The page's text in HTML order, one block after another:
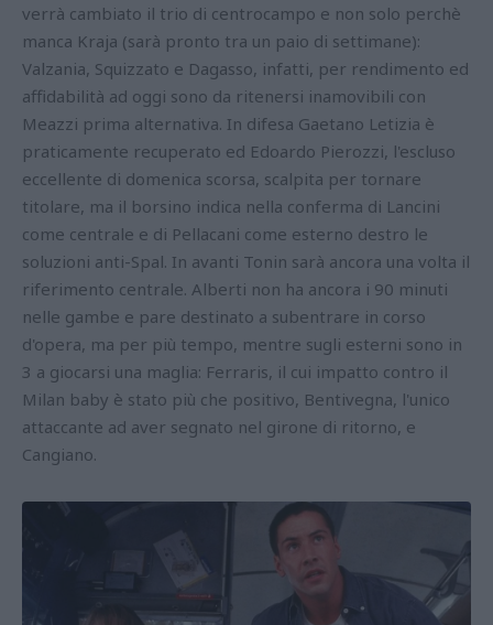
verrà cambiato il trio di centrocampo e non solo perchè
manca Kraja (sarà pronto tra un paio di settimane):
Valzania, Squizzato e Dagasso, infatti, per rendimento ed
affidabilità ad oggi sono da ritenersi inamovibili con
Meazzi prima alternativa. In difesa Gaetano Letizia è
praticamente recuperato ed Edoardo Pierozzi, l'escluso
eccellente di domenica scorsa, scalpita per tornare
titolare, ma il borsino indica nella conferma di Lancini
come centrale e di Pellacani come esterno destro le
soluzioni anti-Spal. In avanti Tonin sarà ancora una volta il
riferimento centrale. Alberti non ha ancora i 90 minuti
nelle gambe e pare destinato a subentrare in corso
d'opera, ma per più tempo, mentre sugli esterni sono in
3 a giocarsi una maglia: Ferraris, il cui impatto contro il
Milan baby è stato più che positivo, Bentivegna, l'unico
attaccante ad aver segnato nel girone di ritorno, e
Cangiano.